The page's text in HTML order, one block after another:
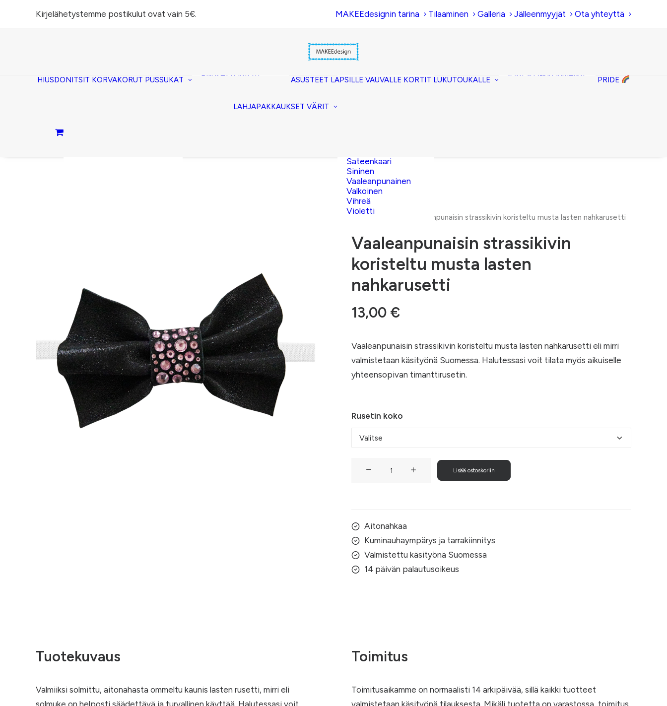
Kirjelähetystemme postikulut ovat vain 5€. MAKEEdesignin tarina Tilaaminen Galleria Jälleenmyyjät Ota yhteyttä
HIUSDONITSIT KORVAKORUT PUSSUKAT
Piiloset (clutch)
Taitettavat
ASUSTEET LAPSILLE VAUVALLE KORTIT LUKUTOUKALLE
Fantasia-kirjanmerkit
PRIDE
LAHJAPAKKAUKSET VÄRIT
Hopea
Keltainen
Kerma
Lila
Sateenkaari
Sininen
Vaaleanpunainen
Valkoinen
Vihreä
Violetti
Vaaleanpunaisin strassikivin koristeltu musta lasten nahkarusetti
Vaaleanpunaisin strassikivin
koristeltu musta lasten
nahkarusetti
13,00 €
Vaaleanpunaisin strassikivin koristeltu musta lasten nahkarusetti eli mirri
valmistetaan käsityönä Suomessa. Halutessasi voit tilata myös aikuiselle
yhteensopivan timanttirusetin.
Rusetin koko
lasten
nahkarusetti
määrä
Lisää ostoskoriin
Aitonahkaa
Kuminauhaympärys ja tarrakiinnitys
Valmistettu käsityönä Suomessa
14 päivän palautusoikeus
Tuotekuvaus
Valmiiksi solmittu, aitonahasta ommeltu kaunis lasten rusetti, mirri eli
solmuke on helposti säädettävä ja turvallinen käyttää. Halutessasi voit
Toimitus
Toimitusaikamme on normaalisti 14 arkipäivää, sillä kaikki tuotteet
valmistetaan käsityönä tilauksesta. Mikäli tuotetta on varastossa, toimitus